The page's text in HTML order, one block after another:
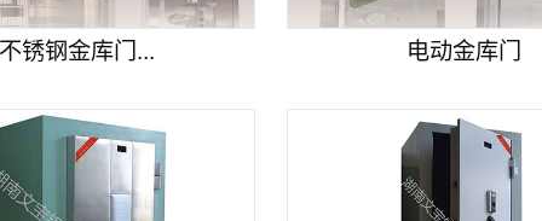
不锈钢金库门... 电动金库门